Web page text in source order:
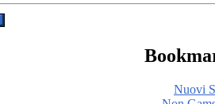
Nuovi